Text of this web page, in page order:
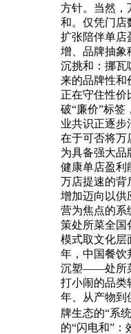
方针。当然，
和。仅凭门店
扩张陪伴单店
增、品牌抽象
沉挑和：挪瓦
来的品牌性和
正在守住性价
破“廉价”标签
业共识正逐步
在于可否将万
为具备强大品
健康单店盈利
万店提速的背
增加迈向以供
营为焦点的
策处所菜全国
模式取文化层
年，中国餐饮
沉塑——处所
打小闹的品类
年、从产物到
牌生态的“系
的“闪电和”：